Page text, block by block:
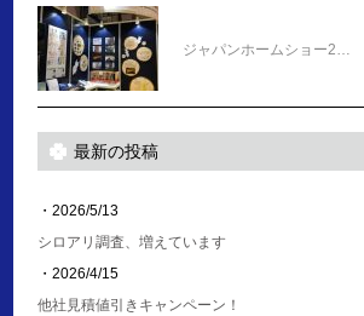
ジャパンホームショー2…
最新の投稿
・2026/5/13
シロアリ調査、増えています
・2026/4/15
他社見積値引きキャンペーン！